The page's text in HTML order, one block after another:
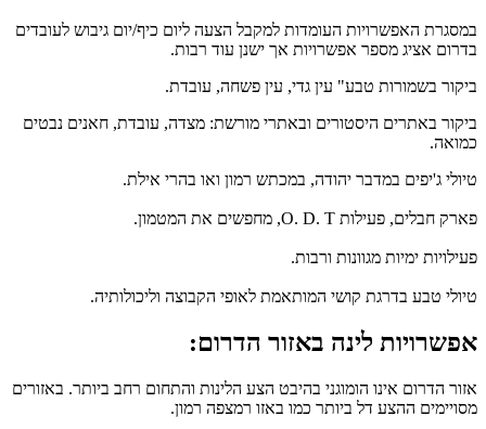
במסגרת האפשרויות העומדות למקבל הצעה ליום כיף/יום גיבוש לעובדים
בדרום אציג מספר אפשרויות אך ישנן עוד רבות.
ביקור בשמורות טבע" עין גדי, עין פשחה, עובדת.
ביקור באתרים היסטורים ובאתרי מורשת: מצדה, עובדת, חאנים נבטים
כמואה.
טיולי ג'יפים במדבר יהודה, במכתש רמון ואו בהרי אילת.
פארק חבלים, פעילות O. D. T, מחפשים את המטמון.
פעילויות ימיות מגוונות ורבות.
טיולי טבע בדרגת קושי המותאמת לאופי הקבוצה וליכולותיה.
אפשרויות לינה באזור הדרום:
אזור הדרום אינו הומוגני בהיבט הצע הלינות והתחום רחב ביותר. באזורים
מסויימים ההצע דל ביותר כמו באזו רמצפה רמון.